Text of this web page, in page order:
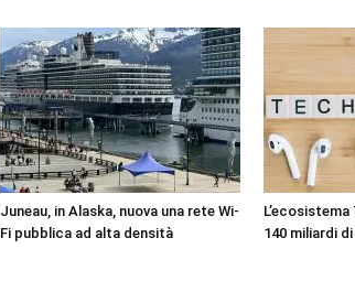
Juneau, in Alaska, nuova una rete Wi-
Fi pubblica ad alta densità
140 miliardi